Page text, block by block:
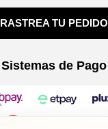
RASTREA TU PEDIDO
Sistemas de Pago